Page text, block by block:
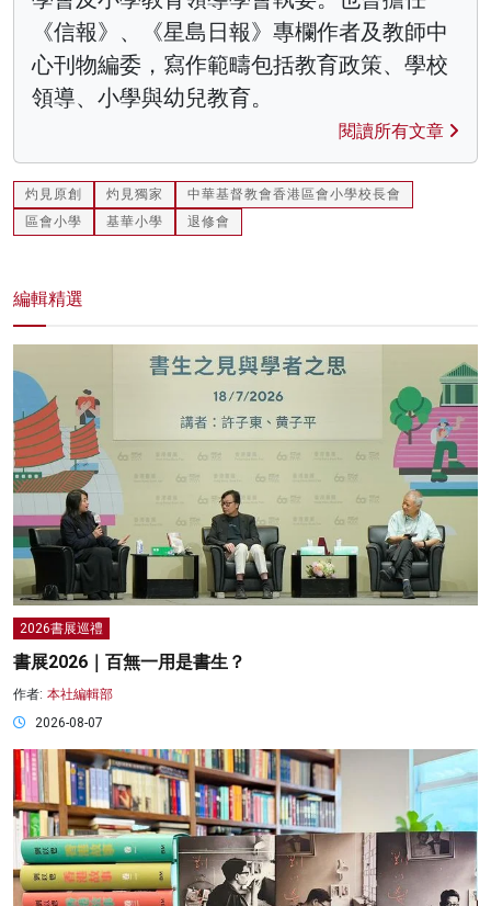
《信報》、《星島日報》專欄作者及教師中
心刊物編委，寫作範疇包括教育政策、學校
領導、小學與幼兒教育。
閱讀所有文章
灼見原創 灼見獨家
中華基督教會香港區會小學校長會
區會小學
基華小學 退修會
編輯精選
2026書展巡禮
書展2026｜百無一用是書生？
作者: 本社編輯部
2026-08-07